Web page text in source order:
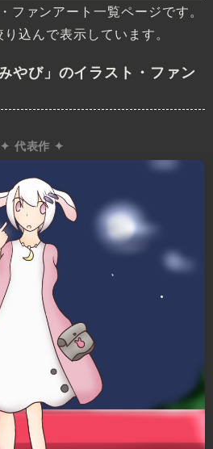
ファンアート一覧ページです。
込んで表示しています。
やび」のイラスト・ファン
✦ 代表作 ✦